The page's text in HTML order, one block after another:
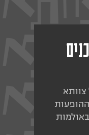
צוותא
ההופעות